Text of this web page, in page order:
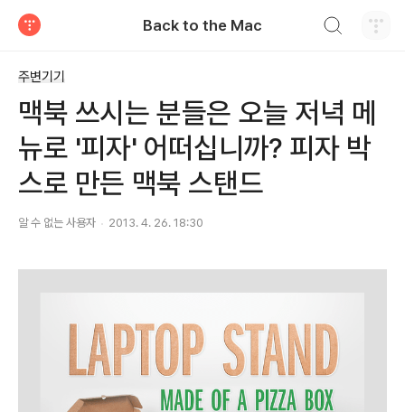
Back to the Mac
주변기기
맥북 쓰시는 분들은 오늘 저녁 메
뉴로 '피자' 어떠십니까? 피자 박
스로 만든 맥북 스탠드
알 수 없는 사용자 2013. 4. 26. 18:30